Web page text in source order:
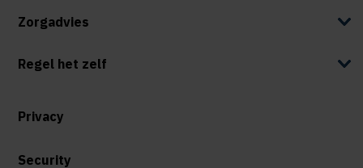
Zorgadvies
Regel het zelf
Privacy
Security